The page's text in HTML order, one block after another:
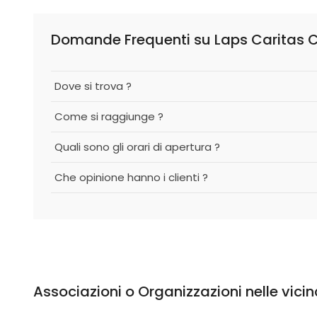
Domande Frequenti su Laps Caritas
Dove si trova ?
Come si raggiunge ?
Quali sono gli orari di apertura ?
Che opinione hanno i clienti ?
Associazioni o Organizzazioni nelle